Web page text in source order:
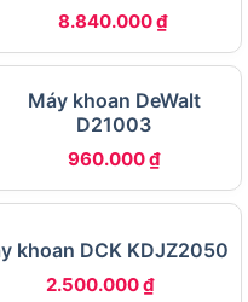
độ không tải 0 đến
0 đến 3.500 IPM,
hex và trọng lượng
kỹ thuật đầy đủ, chi
thông tin kỹ thuật
8.840.000₫
Máy khoan DeWalt
D21003
960.000₫
khoan DCK KDJZ2050
2.500.000₫